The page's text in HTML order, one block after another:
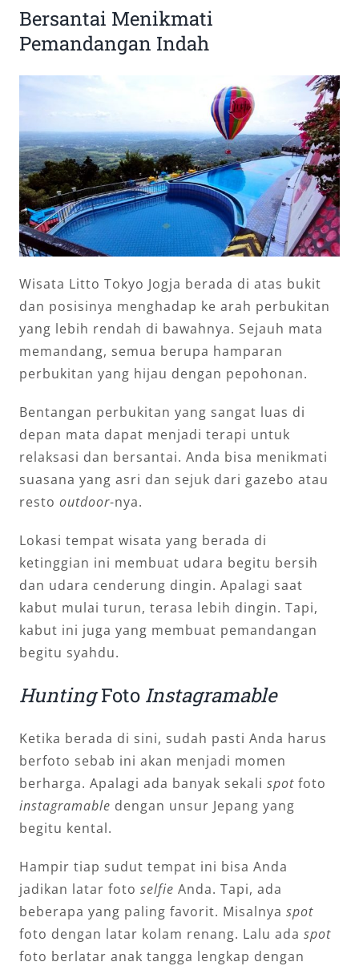
Bersantai Menikmati
Pemandangan Indah
Wisata Litto Tokyo Jogja berada di atas bukit
dan posisinya menghadap ke arah perbukitan
yang lebih rendah di bawahnya. Sejauh mata
memandang, semua berupa hamparan
perbukitan yang hijau dengan pepohonan.
Bentangan perbukitan yang sangat luas di
depan mata dapat menjadi terapi untuk
relaksasi dan bersantai. Anda bisa menikmati
suasana yang asri dan sejuk dari gazebo atau
resto outdoor-nya.
Lokasi tempat wisata yang berada di
ketinggian ini membuat udara begitu bersih
dan udara cenderung dingin. Apalagi saat
kabut mulai turun, terasa lebih dingin. Tapi,
kabut ini juga yang membuat pemandangan
begitu syahdu.
HuntingFoto Instagramable
Ketika berada di sini, sudah pasti Anda harus
berfoto sebab ini akan menjadi momen
berharga. Apalagi ada banyak sekali spot foto
instagramable dengan unsur Jepang yang
begitu kental.
Hampir tiap sudut tempat ini bisa Anda
jadikan latar foto selfie Anda. Tapi, ada
beberapa yang paling favorit. Misalnya spot
foto dengan latar kolam renang. Lalu ada spot
foto berlatar anak tangga lengkap dengan